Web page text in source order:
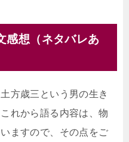
感想（ネタバレあ
方歳三という男の生き
れから語る内容は、物
ますので、その点をご